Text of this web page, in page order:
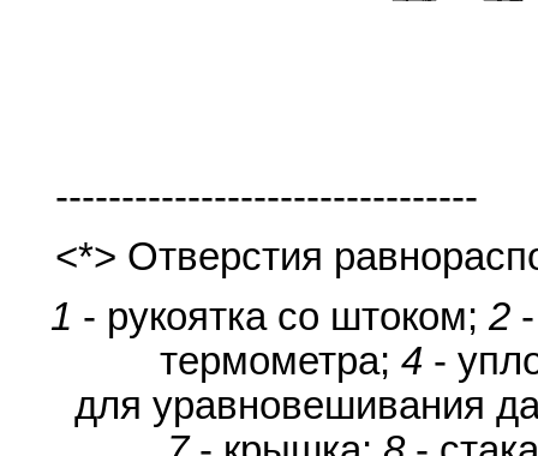
--------------------------------
<*> Отверстия
1 - рукоятка со штоком; 2-
термометра; 4 -
для уравновешивания